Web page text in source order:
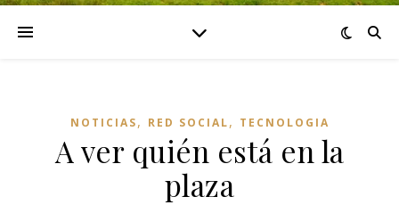
NOTICIAS, RED SOCIAL, TECNOLOGIA
A ver quién está en la
plaza